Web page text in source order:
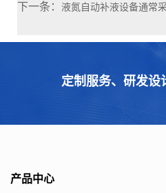
下一条： 液氮自动补液设备通常
定制服务、研发设
产品中心